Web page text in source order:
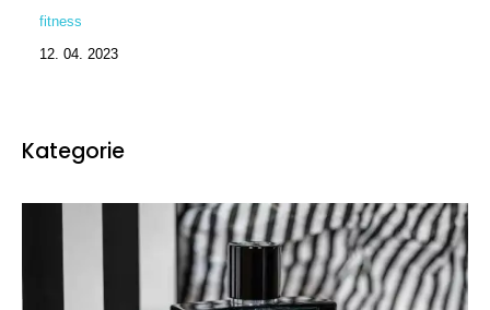
fitness
12. 04. 2023
Kategorie